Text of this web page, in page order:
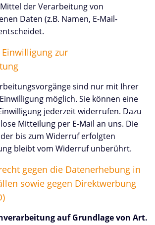
der Verarbeitung von
Daten (z.B. Namen, E-Mail-
zur
sind nur mit Ihrer
möglich. Sie können eine
jederzeit widerrufen. Dazu
Mitteilung per E-Mail an uns. Die
bis zum Widerruf erfolgten
bleibt vom Widerruf unberührt.
gegen die Datenerhebung in
sowie gegen Direktwerbung
auf Grundlage von Art.